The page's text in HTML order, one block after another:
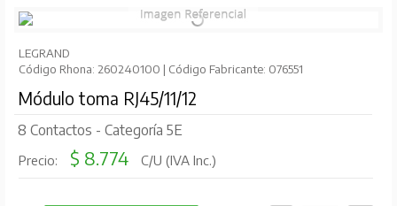
LEGRAND
Código Rhona: 260240100 | Código Fabricante: 076551
Módulo toma RJ45/11/12
8 Contactos - Categoría 5E
Precio: $ 8.774 C/U (IVA Inc.)